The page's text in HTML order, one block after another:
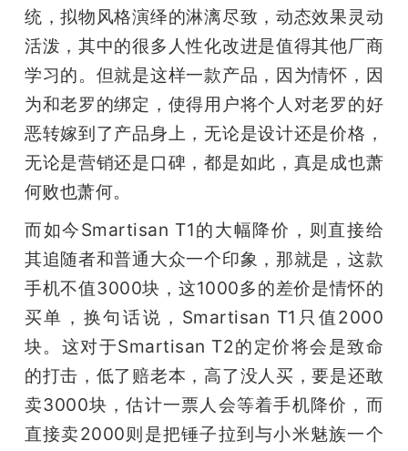
统，拟物风格演绎的淋漓尽致，动态效果灵动
活泼，其中的很多人性化改进是值得其他厂商
学习的。但就是这样一款产品，因为情怀，因
为和老罗的绑定，使得用户将个人对老罗的好
恶转嫁到了产品身上，无论是设计还是价格，
无论是营销还是口碑，都是如此，真是成也萧
何败也萧何。
而如今Smartisan T1的大幅降价，则直接给
其追随者和普通大众一个印象，那就是，这款
手机不值3000块，这1000多的差价是情怀的
买单，换句话说，Smartisan T1只值2000
块。这对于Smartisan T2的定价将会是致命
的打击，低了赔老本，高了没人买，要是还敢
卖3000块，估计一票人会等着手机降价，而
直接卖2000则是把锤子拉到与小米魅族一个